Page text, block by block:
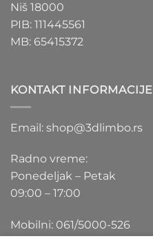
Niš 18000
PIB: 111445561
MB: 65415372
KONTAKT INFORMACIJE
Email: shop@3dlimbo.rs
Radno vreme:
Ponedeljak – Petak
09:00 – 17:00
Mobilni: 061/5000-526